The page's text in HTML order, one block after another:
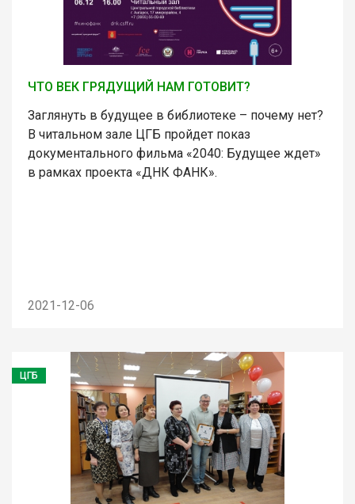
ЧТО ВЕК ГРЯДУЩИЙ НАМ ГОТОВИТ?
Заглянуть в будущее в библиотеке – почему нет?
В читальном зале ЦГБ пройдет показ
документального фильма «2040: Будущее ждет»
в рамках проекта «ДНК ФАНК».
2021-12-06
ЦГБ